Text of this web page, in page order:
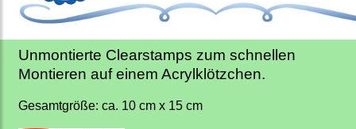
Unmontierte Clearstamps zum schnellen
Montieren auf einem Acrylklötzchen.
Gesamtgröße: ca. 10 cm x 15 cm